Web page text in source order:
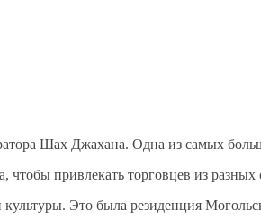
Шах Джахана. Одна из самых
привлекать торговцев из разных
Это была резиденция